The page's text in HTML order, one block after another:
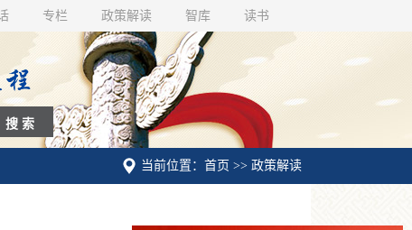
专栏 政策解读 智库 读书
当前位置：首页 >> 政策解读